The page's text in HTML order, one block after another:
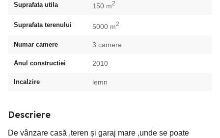
Suprafata utila 150 m2
Suprafata terenului 5000 m2
Numar camere 3 camere
Anul constructiei 2010
Incalzire lemn
Descriere
De vânzare casă ,teren și garaj mare ,unde se poate